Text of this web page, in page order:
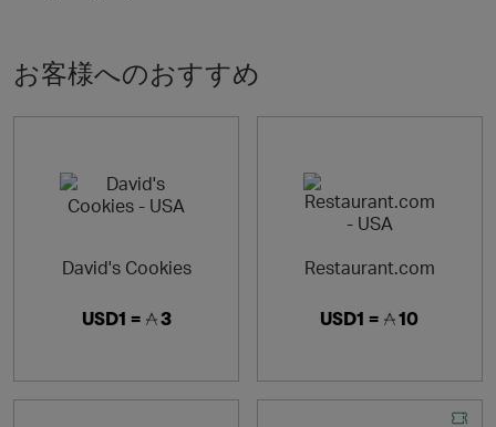
お客様へのおすすめ
David's Cookies
USD1 = 3
Restaurant.com
USD1 = 10